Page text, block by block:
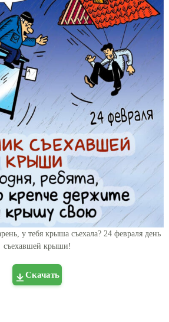
у тебя крыша съехала? 24 февраля день
съехавшей крыши!
Скачать